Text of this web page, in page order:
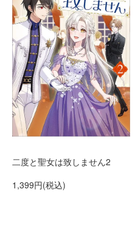
二度と聖女は致しません2
1,399円(税込)